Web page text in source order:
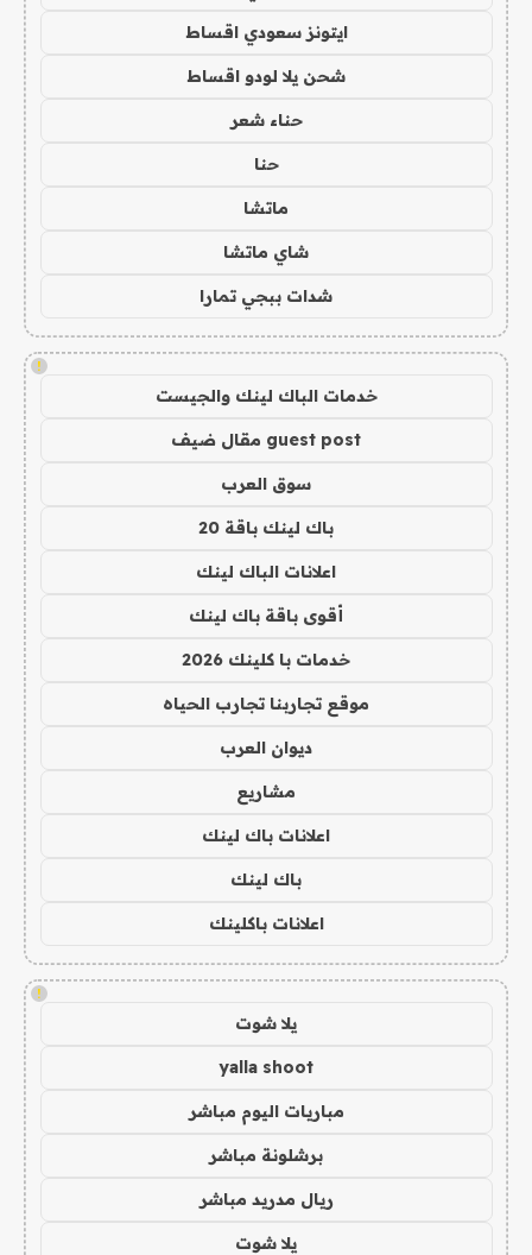
ايتونز سعودي اقساط
شحن يلا لودو اقساط
حناء شعر
حنا
ماتشا
شاي ماتشا
شدات ببجي تمارا
!
خدمات الباك لينك والجيست
guest post مقال ضيف
سوق العرب
باك لينك باقة 20
اعلانات الباك لينك
أقوى باقة باك لينك
خدمات با كلينك 2026
موقع تجاربنا تجارب الحياه
ديوان العرب
مشاريع
اعلانات باك لينك
باك لينك
اعلانات باكلينك
!
يلا شوت
yalla shoot
مباريات اليوم مباشر
برشلونة مباشر
ريال مدريد مباشر
يلا شوت